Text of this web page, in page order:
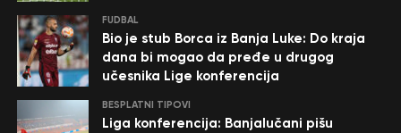
FUDBAL
Bio je stub Borca iz Banja Luke: Do kraja
dana bi mogao da pređe u drugog
učesnika Lige konferencija
BESPLATNI TIPOVI
Liga konferencija: Banjalučani pišu